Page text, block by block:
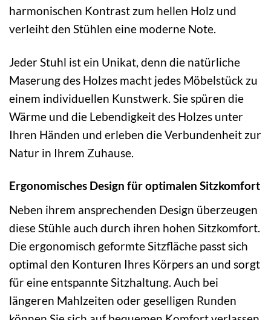
harmonischen Kontrast zum hellen Holz und
verleiht den Stühlen eine moderne Note.
Jeder Stuhl ist ein Unikat, denn die natürliche
Maserung des Holzes macht jedes Möbelstück zu
einem individuellen Kunstwerk. Sie spüren die
Wärme und die Lebendigkeit des Holzes unter
Ihren Händen und erleben die Verbundenheit zur
Natur in Ihrem Zuhause.
Ergonomisches Design für optimalen Sitzkomfort
Neben ihrem ansprechenden Design überzeugen
diese Stühle auch durch ihren hohen Sitzkomfort.
Die ergonomisch geformte Sitzfläche passt sich
optimal den Konturen Ihres Körpers an und sorgt
für eine entspannte Sitzhaltung. Auch bei
längeren Mahlzeiten oder geselligen Runden